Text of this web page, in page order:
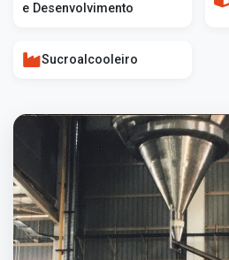
e Desenvolvimento
Sucroalcooleiro